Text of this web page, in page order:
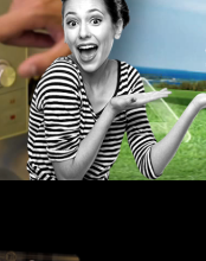
advertising
planning & mix
material
Media